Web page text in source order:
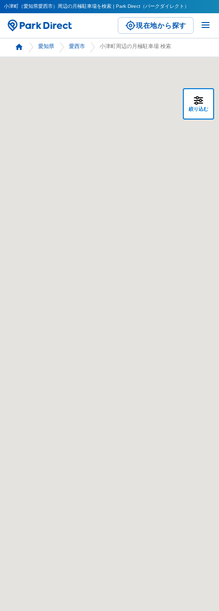
小津町（愛知県愛西市）周辺の月極駐車場を検索 | Park Direct（パークダイレクト）
現在地から探す
愛知県 愛西市 小津町周辺の月極駐車場 検索
絞り込む